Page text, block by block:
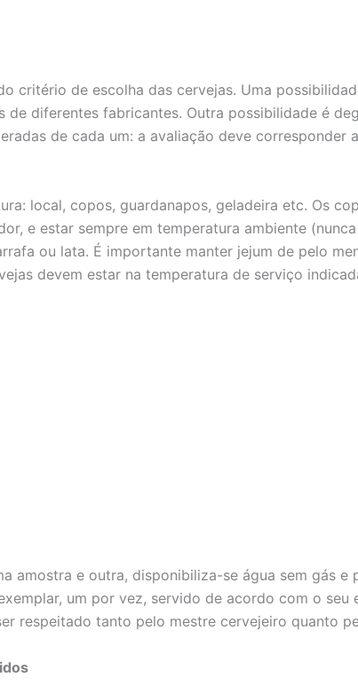
critério de escolha das cervejas. Uma
de diferentes fabricantes. Outra possibilidade é
de cada um: a avaliação deve
local, copos, guardanapos, geladeira etc. Os
e estar sempre em temperatura ambiente
ou lata. É importante manter jejum de pelo
devem estar na temperatura de serviço
amostra e outra, disponibiliza-se água sem gás
um por vez, servido de acordo com o
respeitado tanto pelo mestre cervejeiro quanto